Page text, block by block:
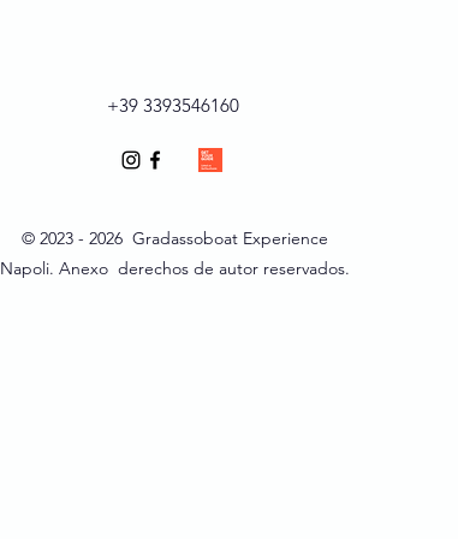
+39 3393546160
© 2023 - 2026 Gradassoboat Experience
Napoli. Anexo derechos de autor reservados.